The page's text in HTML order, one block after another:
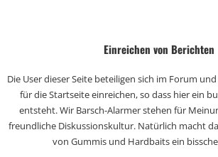
Einreichen von Berichten
Die User dieser Seite beteiligen sich im Forum
für die Startseite einreichen, so dass hier ein
entsteht. Wir Barsch-Alarmer stehen für
freundliche Diskussionskultur. Natürlich macht
von Gummis und Hardbaits ein